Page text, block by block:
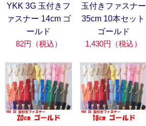
YKK 3G 玉付きフ
ァスナー 14cm ゴ
ールド
82円（税込）
玉付きファスナー
35cm 10本セット
ゴールド
1,430円（税込）